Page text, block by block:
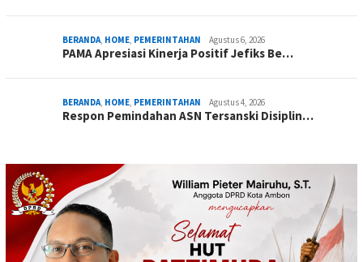
BERANDA, HOME, PEMERINTAHAN Agustus 6, 2026
PAMA Apresiasi Kinerja Positif Jefiks Be…
BERANDA, HOME, PEMERINTAHAN Agustus 4, 2026
Respon Pemindahan ASN Tersanski Disiplin…